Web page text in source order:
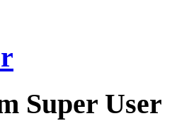
Super User